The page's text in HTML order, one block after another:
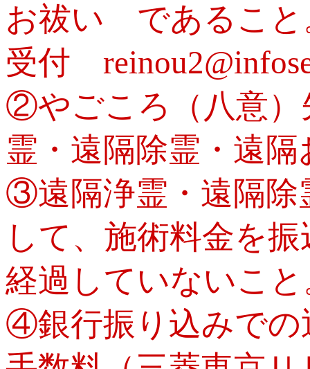
お祓い であること
受付
②やごころ（八意）
霊・遠隔除霊・遠
③遠隔浄霊・遠隔除
して、施術料金を
経過していないこと
④銀行振り込みでの